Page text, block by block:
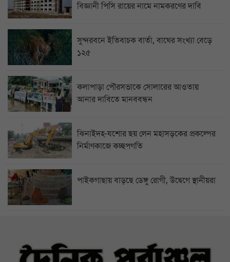
বিজ্ঞানী পিসি রায়ের নামে নামকরণের দাবি
সুন্দরবনে ইতিবাচক বার্তা, বাঘের সংখ্যা বেড়ে
১২৫
কলাপাড়া পৌরসভাকে সোলারের আওতায়
আনার দাবিতে মানববন্ধন
ঝিনাইদহ-যশোর ছয় লেন মহাসড়কের প্রকল্পের
নির্মাণকাজে কচ্ছপগতি
পাইকগাছায় বাড়ছে ডেঙ্গু রোগী, উদ্বেগে স্থানীয়রা